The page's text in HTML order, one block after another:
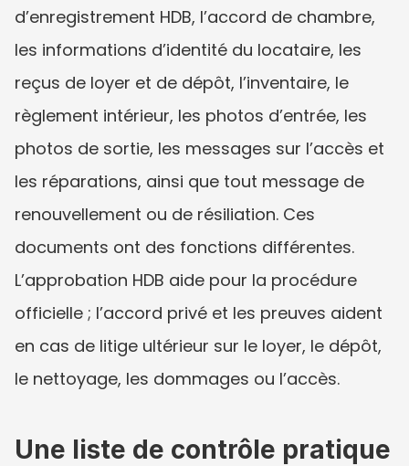
d’enregistrement HDB, l’accord de chambre,
les informations d’identité du locataire, les
reçus de loyer et de dépôt, l’inventaire, le
règlement intérieur, les photos d’entrée, les
photos de sortie, les messages sur l’accès et
les réparations, ainsi que tout message de
renouvellement ou de résiliation. Ces
documents ont des fonctions différentes.
L’approbation HDB aide pour la procédure
officielle ; l’accord privé et les preuves aident
en cas de litige ultérieur sur le loyer, le dépôt,
le nettoyage, les dommages ou l’accès.
Une liste de contrôle pratique